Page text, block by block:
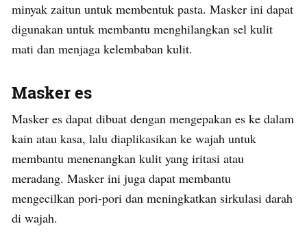
minyak zaitun untuk membentuk pasta. Masker ini dapat
digunakan untuk membantu menghilangkan sel kulit
mati dan menjaga kelembaban kulit.
Masker es
Masker es dapat dibuat dengan mengepakan es ke dalam
kain atau kasa, lalu diaplikasikan ke wajah untuk
membantu menenangkan kulit yang iritasi atau
meradang. Masker ini juga dapat membantu
mengecilkan pori-pori dan meningkatkan sirkulasi darah
di wajah.